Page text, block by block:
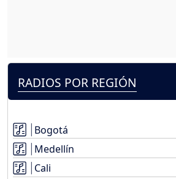
RADIOS POR REGIÓN
Bogotá
Medellín
Cali